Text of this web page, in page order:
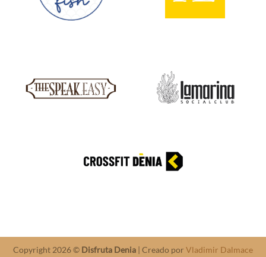
Copyright 2026 © Disfruta Denia | Creado por Vladimir Dalmace